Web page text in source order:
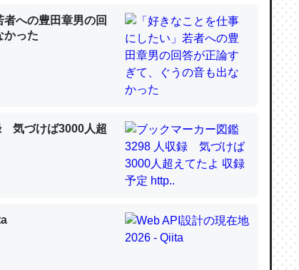
んかった。調べたらコオロギのカルシウム分はエビ
「昆虫はなぜ海にいないのか」に関する新仮説
不足してて両方に不利だから両方が拮抗してるので
（カブトガニ・ウミグモ）はカルシウムを使わずキ
者への豊田章男の回
かった
気づけば3000人超